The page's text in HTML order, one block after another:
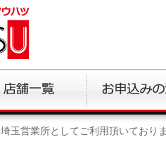
埼玉営業所としてご利用頂いており